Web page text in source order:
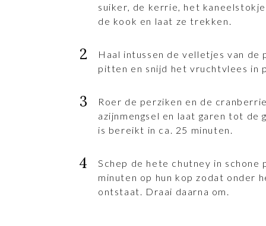
suiker, de kerrie, het
de kook en laat ze trekken.
Haal intussen de velletjes van de
pitten en snijd het vruchtvlees in
Roer de perziken en de
azijnmengsel en laat garen tot de
is bereikt in ca. 25 minuten.
Schep de hete chutney in schone
minuten op hun kop zodat onder
ontstaat. Draai daarna om.